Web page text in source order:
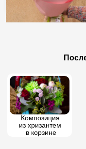
Букет роз Софии
Композиция
из хризантем
в корзине